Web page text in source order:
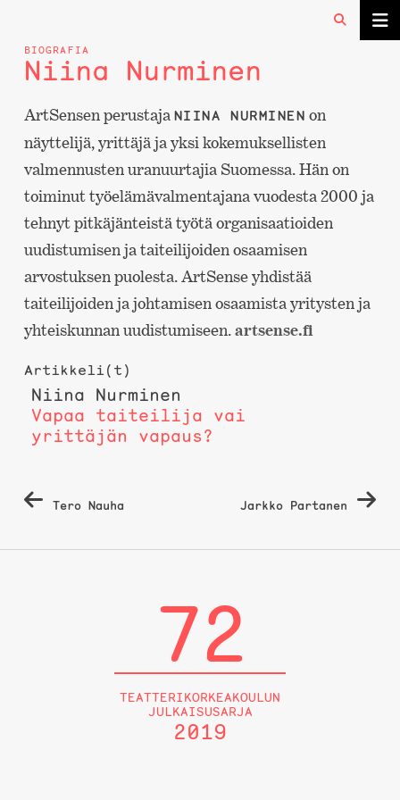
BIOGRAFIA
Niina Nurminen
ArtSensen perustaja NIINA NURMINEN on
näyttelijä, yrittäjä ja yksi kokemuksellisten
valmennusten uranuurtajia Suomessa. Hän on
toiminut työelämävalmentajana vuodesta 2000 ja
tehnyt pitkäjänteistä työtä organisaatioiden
uudistumisen ja taiteilijoiden osaamisen
arvostuksen puolesta. ArtSense yhdistää
taiteilijoiden ja johtamisen osaamista yritysten ja
yhteiskunnan uudistumiseen.artsense.fi
Artikkeli(t)
Niina Nurminen
Vapaa taiteilija vai
yrittäjän vapaus?
Artikkelien
selaus
Jarkko Partanen
Tero Nauha
72
TEATTERIKORKEAKOULUN
JULKAISUSARJA
2019